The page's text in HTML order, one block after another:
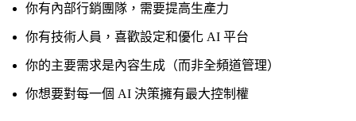
你有內部行銷團隊，需要提高生產力
你有技術人員，喜歡設定和優化 AI 平台
你的主要需求是內容生成（而非全頻道管理）
你想要對每一個 AI 決策擁有最大控制權